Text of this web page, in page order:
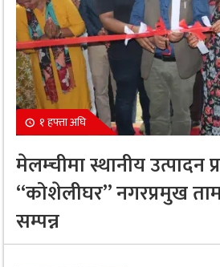
१ हफ्ता अघि
मेलम्चीमा स्थानीय उत्पादन
“कोशेलीघर” नगरप्रमुख
सम्पन्न